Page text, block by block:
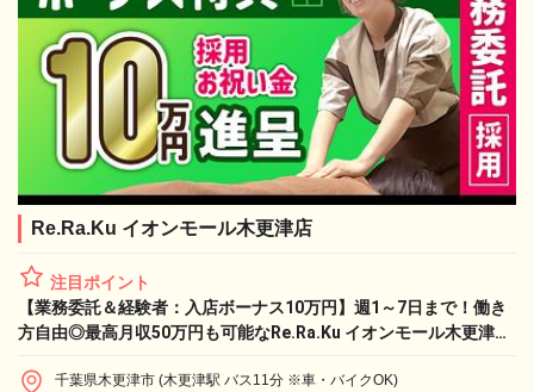
Re.Ra.Ku イオンモール木更津店
注目ポイント
【業務委託＆経験者：入店ボーナス10万円】週1～7日まで！働き
方自由◎最高月収50万円も可能なRe.Ra.Ku イオンモール木更津店
千葉県木更津市 (木更津駅 バス11分 ※車・バイクOK)